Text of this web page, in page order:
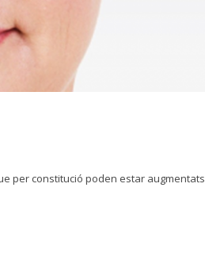
per constitució poden estar augmentats